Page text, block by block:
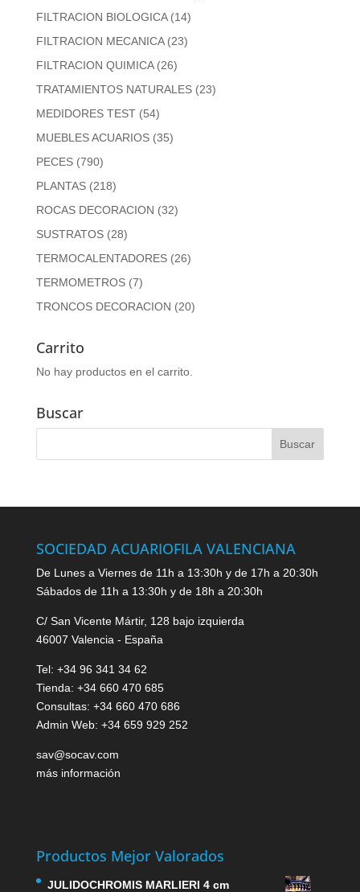
FILTRACION BIOLOGICA (14)
FILTRACION MECANICA (23)
FILTRACION QUIMICA (26)
TRATAMIENTOS NATURALES (23)
MEDIDORES TEST (54)
MUEBLES ACUARIOS (35)
PECES (790)
PLANTAS (218)
ROCAS DECORACION (32)
SUSTRATOS (28)
TERMOCALENTADORES (26)
TERMOMETROS (7)
TRONCOS DECORACION (20)
Carrito
No hay productos en el carrito.
Buscar
SOCIEDAD ACUARIOFILA VALENCIANA
De Lunes a Viernes de 11h a 13:30h y de 17h a 20:30h
Sábados de 11h a 13:30h y de 18h a 20:30h
C/ San Vicente Mártir, 128 bajo izquierda
46007 Valencia - España
Tel: +34 96 341 34 62
Tienda: +34 660 470 685
Consultas: +34 660 470 686
Admin Web: +34 659 929 252
sav@socav.com
más información
Productos Mejor Valorados
JULIDOCHROMIS MARLIERI 4 cm